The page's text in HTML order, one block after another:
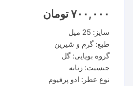
۷۰۰,۰۰۰ تومان
سایز: 25 میل
طبع: گرم و شیرین
گروه بویایی: گل
جنسیت: زنانه
نوع عطر: ادو پرفیوم